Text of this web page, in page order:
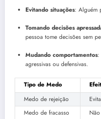
Evitando situações: Alguém
Tomando decisões
pessoa tome decisões sem
Mudando comportamentos:
agressivas ou defensivas.
Tipo de Medo
Medo de rejeição
Medo de fracasso